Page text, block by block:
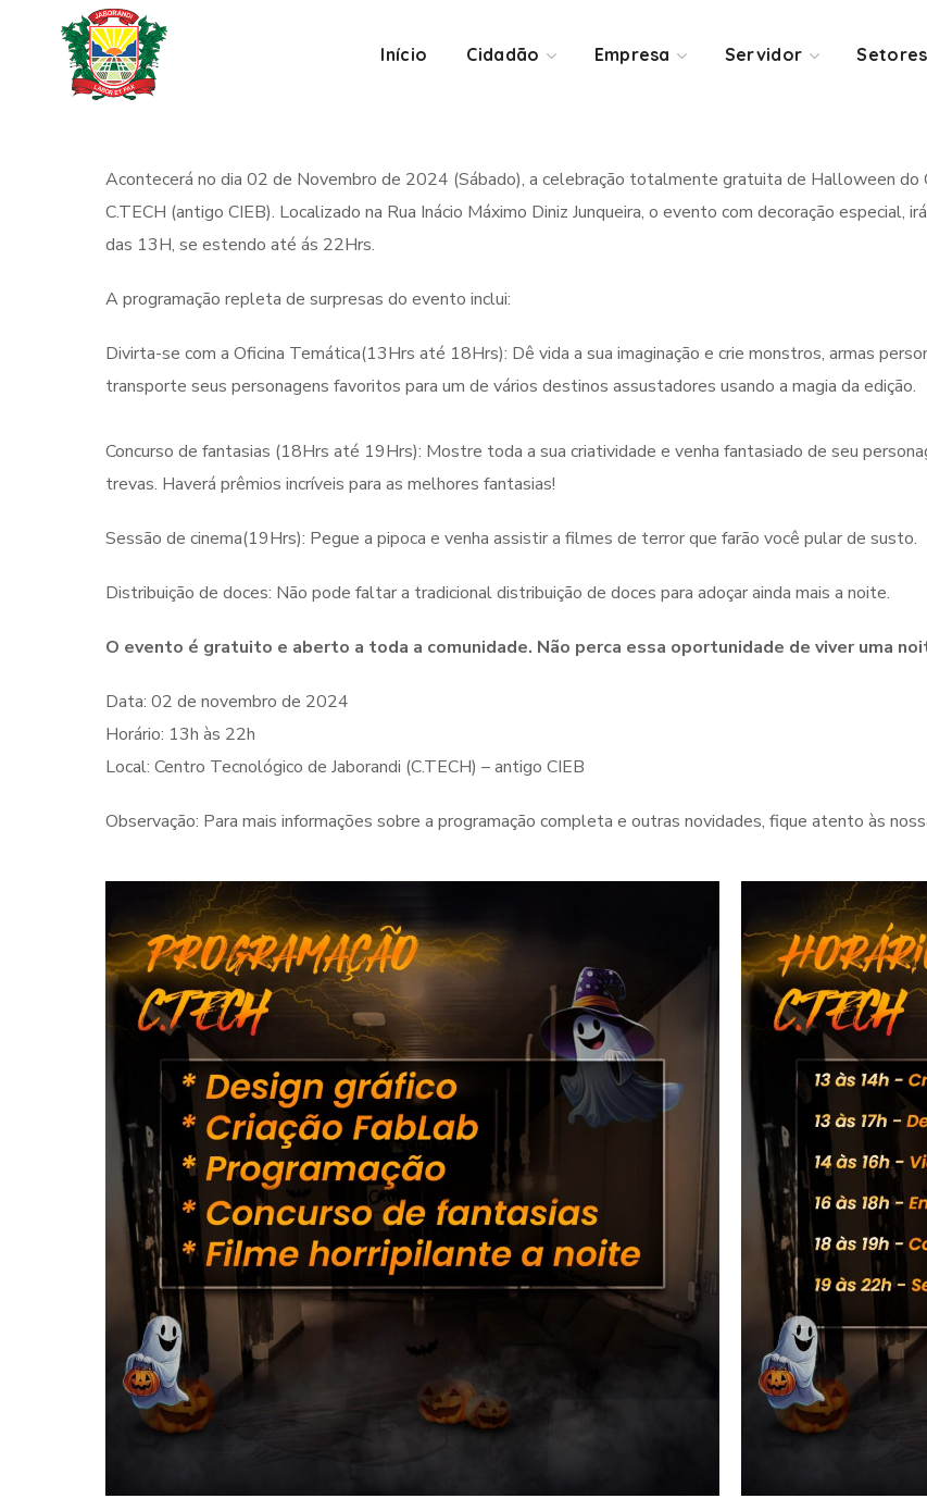
Início Cidadão Empresa Servidor Setores
Acontecerá no dia 02 de Novembro de 2024 (Sábado), a celebração totalmente gratuita de Halloween do
C.TECH (antigo CIEB). Localizado na Rua Inácio Máximo Diniz Junqueira, o evento com decoração especial,
das 13H, se estendo até ás 22Hrs.
A programação repleta de surpresas do evento inclui:
Divirta-se com a Oficina Temática(13Hrs até 18Hrs): Dê vida a sua imaginação e crie monstros, armas
transporte seus personagens favoritos para um de vários destinos assustadores usando a magia da edição.
Concurso de fantasias (18Hrs até 19Hrs): Mostre toda a sua criatividade e venha fantasiado de seu
trevas. Haverá prêmios incríveis para as melhores fantasias!
Sessão de cinema(19Hrs): Pegue a pipoca e venha assistir a filmes de terror que farão você pular de susto.
Distribuição de doces: Não pode faltar a tradicional distribuição de doces para adoçar ainda mais a noite.
O evento é gratuito e aberto a toda a comunidade. Não perca essa oportunidade de viver uma
Data: 02 de novembro de 2024
Horário: 13h às 22h
Local: Centro Tecnológico de Jaborandi (C.TECH) – antigo CIEB
Observação: Para mais informações sobre a programação completa e outras novidades, fique atento às